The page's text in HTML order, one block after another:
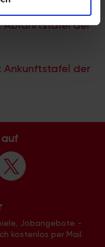
zu Ihrer
Partner für
weiter. Unsere
bereitgestellt
der Dienste
Abfahrtstafel der
Ankunftstafel der
Jobangebote -
kostenlos per Mail.